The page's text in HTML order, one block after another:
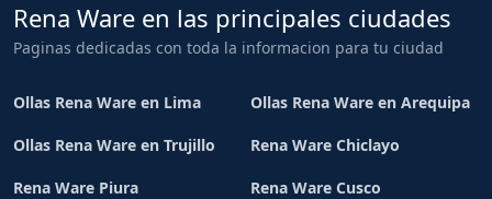
Rena Ware en las principales ciudades
Paginas dedicadas con toda la informacion para tu ciudad
Ollas Rena Ware en Lima Ollas Rena Ware en Arequipa
Ollas Rena Ware en Trujillo Rena Ware Chiclayo
Rena Ware Piura Rena Ware Cusco